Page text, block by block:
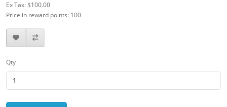
Ex Tax: $100.00
Price in reward points: 100
Qty